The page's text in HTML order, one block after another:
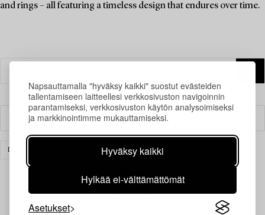
Napsauttamalla "hyväksy kaikki" suostut evästeiden
tallentamiseen laitteellesi verkkosivuston navigoinnin
parantamiseksi, verkkosivuston käytön analysoimiseksi
ja markkinointimme mukauttamiseksi.
Hyväksy kaikki
Hylkää ei-välttämättömät
Asetukset
and rings – all featuring a timeless design that endures over time.
Suodatin
TYHJENNÄ KAIKKI
Juuri nyt ei löytynyt hakuasi vastaavia kohteita.